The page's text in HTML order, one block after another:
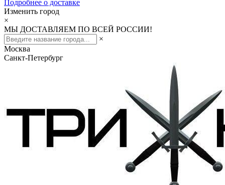
Подробнее о доставке
Изменить город
×
МЫ ДОСТАВЛЯЕМ ПО ВСЕЙ РОССИИ!
×
Москва
Санкт-Петербург